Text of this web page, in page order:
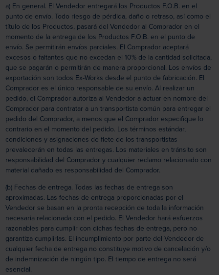
a) En general. El Vendedor entregará los Productos F.O.B. en el
punto de envío. Todo riesgo de pérdida, daño o retraso, así como el
título de los Productos, pasará del Vendedor al Comprador en el
momento de la entrega de los Productos F.O.B. en el punto de
envío. Se permitirán envíos parciales. El Comprador aceptará
excesos o faltantes que no excedan el 10% de la cantidad solicitada,
que se pagarán o permitirán de manera proporcional. Los envíos de
exportación son todos Ex-Works desde el punto de fabricación. El
Comprador es el único responsable de su envío. Al realizar un
pedido, el Comprador autoriza al Vendedor a actuar en nombre del
Comprador para contratar a un transportista común para entregar el
pedido del Comprador, a menos que el Comprador especifique lo
contrario en el momento del pedido. Los términos estándar,
condiciones y asignaciones de flete de los transportistas
prevalecerán en todas las entregas. Los materiales en tránsito son
responsabilidad del Comprador y cualquier reclamo relacionado con
material dañado es responsabilidad del Comprador.
(b) Fechas de entrega. Todas las fechas de entrega son
aproximadas. Las fechas de entrega proporcionadas por el
Vendedor se basan en la pronta recepción de toda la información
necesaria relacionada con el pedido. El Vendedor hará esfuerzos
razonables para cumplir con dichas fechas de entrega, pero no
garantiza cumplirlas. El incumplimiento por parte del Vendedor de
cualquier fecha de entrega no constituye motivo de cancelación y/o
de indemnización de ningún tipo. El tiempo de entrega no será
esencial.